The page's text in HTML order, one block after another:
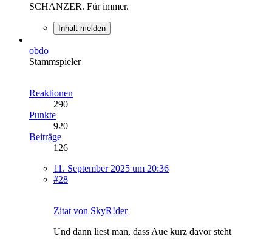
SCHANZER. Für immer.
Inhalt melden
obdo
Stammspieler
Reaktionen
290
Punkte
920
Beiträge
126
11. September 2025 um 20:36
#28
Zitat von SkyR!der
Und dann liest man, dass Aue kurz davor steht